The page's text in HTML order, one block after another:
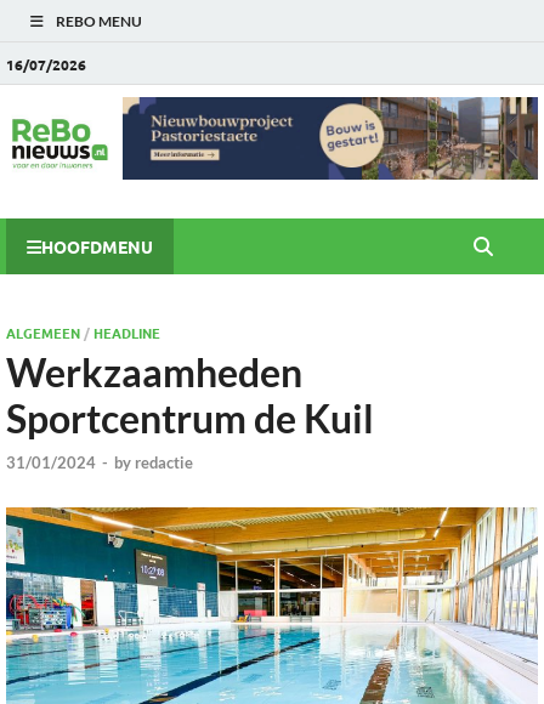
REBO MENU
16/07/2026
HOOFDMENU
ALGEMEEN/ HEADLINE
Werkzaamheden
Sportcentrum de Kuil
31/01/2024 - by redactie